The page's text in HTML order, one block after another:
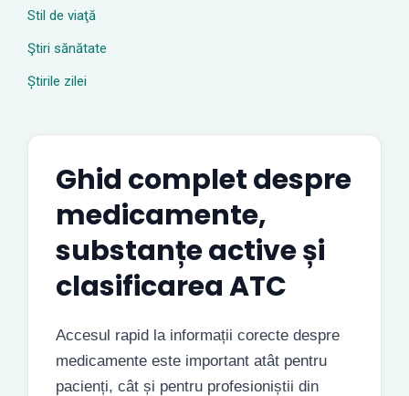
Stil de viaţă
Ştiri sănătate
Știrile zilei
Ghid complet despre
medicamente,
substanțe active și
clasificarea ATC
Accesul rapid la informații corecte despre
medicamente este important atât pentru
pacienți, cât și pentru profesioniștii din